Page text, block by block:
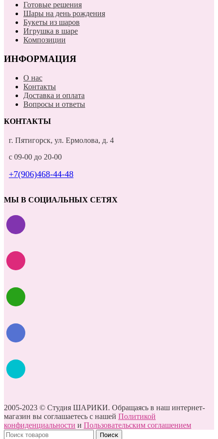
Готовые решения
Шары на день рождения
Букеты из шаров
Игрушка в шаре
Композиции
ИНФОРМАЦИЯ
О нас
Контакты
Доставка и оплата
Вопросы и ответы
КОНТАКТЫ
г. Пятигорск, ул. Ермолова, д. 4
с 09-00 до 20-00
+7(906)468-44-48
МЫ В СОЦИАЛЬНЫХ СЕТЯХ
2005-2023 © Студия ШАРИКИ. Обращаясь в наш интернет-
магазин вы соглашаетесь с нашей Политикой
конфиденциальности и Пользовательским соглашением
Поиск